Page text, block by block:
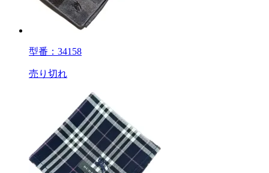
型番：34158
売り切れ